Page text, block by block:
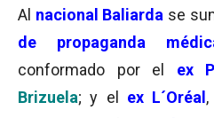
Al nacional Baliarda se
de propaganda
conformado por el
ex
Brizuela; y el ex L´Oréal ,